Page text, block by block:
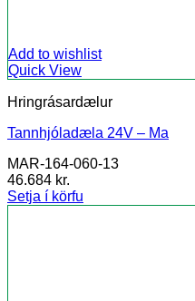
Add to wishlist
Quick View
Hringrásardælur
Tannhjóladæla 24V – Ma
MAR-164-060-13
46.684 kr.
Setja í körfu